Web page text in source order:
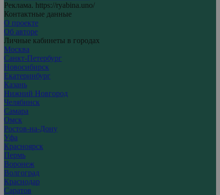
Реклама. https://ryabina.uno/
Контактные данные
О проекте
Об авторе
Личные кабинеты в городах
Москва
Санкт-Петербург
Новосибирск
Екатеринбург
Казань
Нижний Новгород
Челябинск
Самара
Омск
Ростов-на-Дону
Уфа
Красноярск
Пермь
Воронеж
Волгоград
Краснодар
Саратов